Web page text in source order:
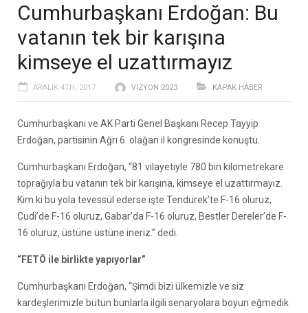
Cumhurbaşkanı Erdoğan: Bu
vatanın tek bir karışına
kimseye el uzattırmayız
ARALIK 4TH, 2017 VIZYON 2023 KAPAK HABER
Cumhurbaşkanı ve AK Parti Genel Başkanı Recep Tayyip
Erdoğan, partisinin Ağrı 6. olağan il kongresinde konuştu.
Cumhurbaşkanı Erdoğan, “81 vilayetiyle 780 bin kilometrekare
toprağıyla bu vatanın tek bir karışına, kimseye el uzattırmayız.
Kim ki bu yola tevessül ederse işte Tendürek’te F-16 oluruz,
Cudi’de F-16 oluruz, Gabar’da F-16 oluruz, Bestler Dereler’de F-
16 oluruz, üstüne üstüne ineriz.” dedi.
“FETÖ ile birlikte yapıyorlar”
Cumhurbaşkanı Erdoğan, “Şimdi bizi ülkemizle ve siz
kardeşlerimizle bütün bunlarla ilgili senaryolara boyun eğmedik